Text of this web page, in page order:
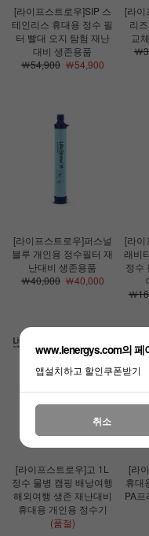
[라이프스트로우]SIP 스
테인리스 휴대용 정수 필
터 빨대 오지 탐험 재난
대비 생존용품
￦54,900￦54,900
[라이
리
교
￦
[라이프스트로우]퍼스널
블루 개인용 정수필터 재
난대비 생존용품
￦40,000￦40,000
[라이
래비
정수
￦
[라이프스트로우]고 1L
정수 물병 캠핑 배낭여행
해외여행 생존 재난대비
휴대용 개인용 정수기
(품절)
[라
휴대
PA
www.lenergys.com의 페
앱설치하고 할인쿠폰받기
취소